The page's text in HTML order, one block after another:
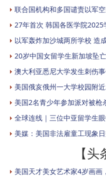
联合国机构和多国谴责以军
27年首次 韩国各医学院2025
以军轰炸加沙城两所学校 造
20岁中国女留学生新加坡坠
澳大利亚悉尼大学发生刺伤
美国俄亥俄州一大学校园附
美国2名青少年参加派对被枪
全球连线｜三位中亚留学生
美媒：美国非法雇童工现象
【头
美国天才美女艺术家4岁画画